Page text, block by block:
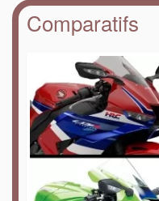
Comparatifs